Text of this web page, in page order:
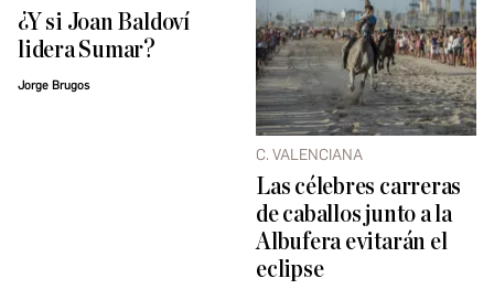
¿Y si Joan Baldoví
lidera Sumar?
Jorge Brugos
C. VALENCIANA
Las célebres carreras
de caballos junto a la
Albufera evitarán el
eclipse